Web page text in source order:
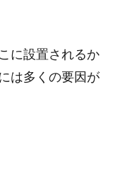
に設置されるか
は多くの要因が